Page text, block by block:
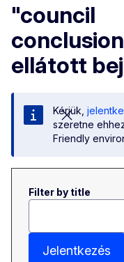
"council
ellátott
Kérjük,
szeretne
Friendly
Filter by title
Jelentkezés